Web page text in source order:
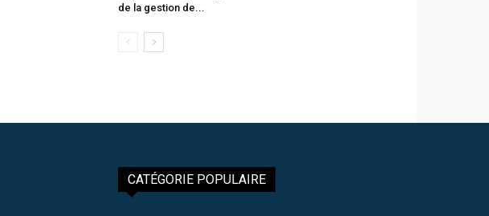
de la gestion de...
CATÉGORIE POPULAIRE